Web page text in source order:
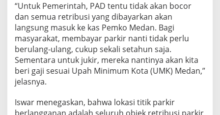
“Untuk Pemerintah, PAD tentu tidak akan bocor
dan semua retribusi yang dibayarkan akan
langsung masuk ke kas Pemko Medan. Bagi
masyarakat, membayar parkir nanti tidak perlu
berulang-ulang, cukup sekali setahun saja.
Sementara untuk jukir, mereka nantinya akan kita
beri gaji sesuai Upah Minimum Kota (UMK) Medan,”
jelasnya.
Iswar menegaskan, bahwa lokasi titik parkir